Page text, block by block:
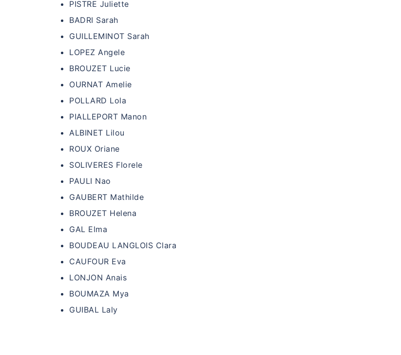
PISTRE Juliette
BADRI Sarah
GUILLEMINOT Sarah
LOPEZ Angele
BROUZET Lucie
OURNAT Amelie
POLLARD Lola
PIALLEPORT Manon
ALBINET Lilou
ROUX Oriane
SOLIVERES Florele
PAULI Nao
GAUBERT Mathilde
BROUZET Helena
GAL Elma
BOUDEAU LANGLOIS Clara
CAUFOUR Eva
LONJON Anais
BOUMAZA Mya
GUIBAL Laly